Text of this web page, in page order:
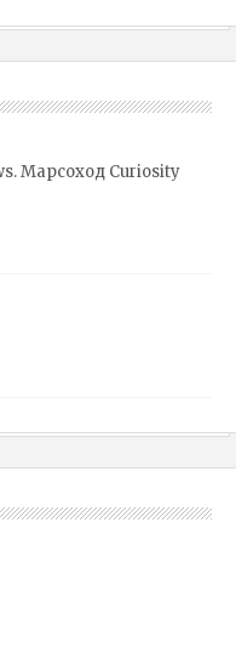
Марсоход Curiosity